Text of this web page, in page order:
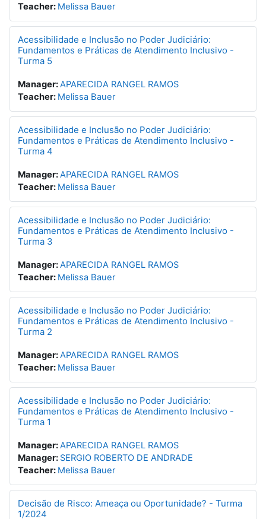
Teacher: Melissa Bauer
Acessibilidade e Inclusão no Poder Judiciário:
Fundamentos e Práticas de Atendimento Inclusivo -
Turma 5
Manager:APARECIDA RANGEL RAMOS
Teacher: Melissa Bauer
Acessibilidade e Inclusão no Poder Judiciário:
Fundamentos e Práticas de Atendimento Inclusivo -
Turma 4
Manager:APARECIDA RANGEL RAMOS
Teacher: Melissa Bauer
Acessibilidade e Inclusão no Poder Judiciário:
Fundamentos e Práticas de Atendimento Inclusivo -
Turma 3
Manager:APARECIDA RANGEL RAMOS
Teacher: Melissa Bauer
Acessibilidade e Inclusão no Poder Judiciário:
Fundamentos e Práticas de Atendimento Inclusivo -
Turma 2
Manager:APARECIDA RANGEL RAMOS
Teacher: Melissa Bauer
Acessibilidade e Inclusão no Poder Judiciário:
Fundamentos e Práticas de Atendimento Inclusivo -
Turma 1
Manager:APARECIDA RANGEL RAMOS
Manager: SERGIO ROBERTO DE ANDRADE
Teacher: Melissa Bauer
Decisão de Risco: Ameaça ou Oportunidade? - Turma
1/2024